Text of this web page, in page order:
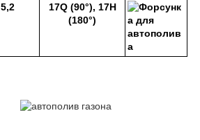
5,2
17Q (90°), 17H
(180°)